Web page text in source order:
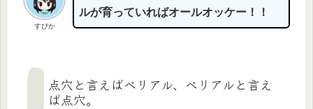
すぴか
ルが育っていればオールオッケー！！
点穴と言えばベリアル、ベリアルと言え
ば点穴。